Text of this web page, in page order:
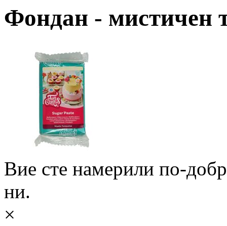
Фондан - мистичен
Вие сте намерили по-
ни.
×